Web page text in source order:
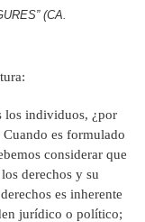
(CA.
los individuos, ¿por
es formulado
considerar que
derechos y su
es inherente
jurídico o político;